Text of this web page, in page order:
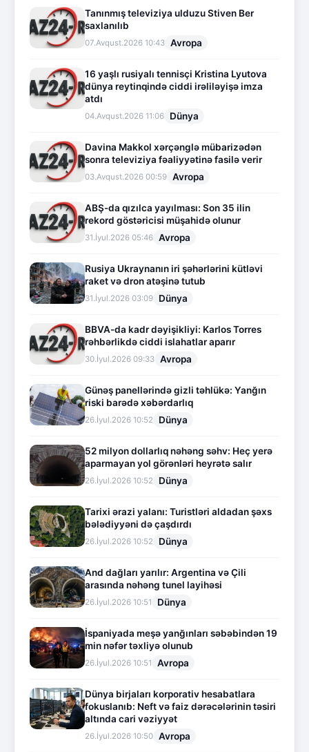
Tanınmış televiziya ulduzu Stiven Ber
saxlanılıb
07.Avqust.2026 10:43 Avropa
16 yaşlı rusiyalı tennisçi Kristina Lyutova
dünya reytinqində ciddi irəliləyişə imza
atdı
04.Avqust.2026 11:06 Dünya
Davina Makkol xərçənglə mübarizədən
sonra televiziya fəaliyyətinə fasilə verir
03.Avqust.2026 00:59 Avropa
ABŞ-da qızılca yayılması: Son 35 ilin
rekord göstəricisi müşahidə olunur
31.İyul.2026 05:46 Avropa
Rusiya Ukraynanın iri şəhərlərini kütləvi
raket və dron atəşinə tutub
31.İyul.2026 03:09 Dünya
BBVA-da kadr dəyişikliyi: Karlos Torres
rəhbərlikdə ciddi islahatlar aparır
30.İyul.2026 09:33 Avropa
Günəş panellərində gizli təhlükə: Yanğın
riski barədə xəbərdarlıq
26.İyul.2026 10:52 Dünya
52 milyon dollarlıq nəhəng səhv: Heç yerə
aparmayan yol görənləri heyrətə salır
26.İyul.2026 10:52 Dünya
Tarixi ərazi yalanı: Turistləri aldadan şəxs
bələdiyyəni də çaşdırdı
26.İyul.2026 10:52 Dünya
And dağları yarılır: Argentina və Çili
arasında nəhəng tunel layihəsi
26.İyul.2026 10:51 Dünya
İspaniyada meşə yanğınları səbəbindən 19
min nəfər təxliyə olunub
26.İyul.2026 10:51 Avropa
Dünya birjaları korporativ hesabatlara
fokuslanıb: Neft və faiz dərəcələrinin təsiri
altında cari vəziyyət
26.İyul.2026 10:50 Avropa